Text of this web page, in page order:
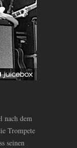
nach dem
Trompete
seinen